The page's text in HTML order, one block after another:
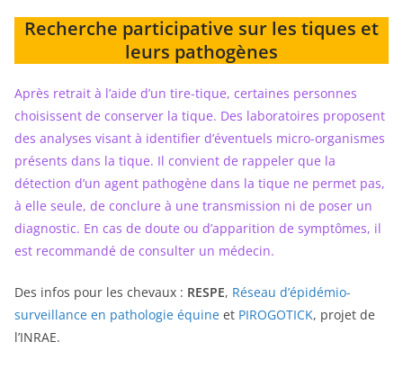
Recherche participative sur les tiques et
leurs pathogènes
Après retrait à l’aide d’un tire-tique, certaines personnes
choisissent de conserver la tique. Des laboratoires proposent
des analyses visant à identifier d’éventuels micro-organismes
présents dans la tique. Il convient de rappeler que la
détection d’un agent pathogène dans la tique ne permet pas,
à elle seule, de conclure à une transmission ni de poser un
diagnostic. En cas de doute ou d’apparition de symptômes, il
est recommandé de consulter un médecin.
Des infos pour les chevaux : RESPE, Réseau d’épidémio-
surveillance en pathologie équine et PIROGOTICK, projet de
l’INRAE.